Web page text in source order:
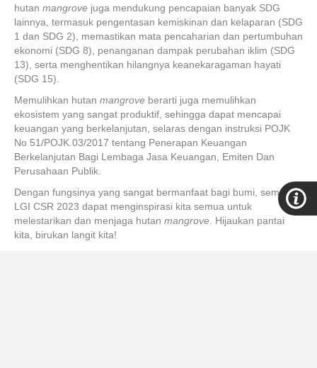
hutan mangrove juga mendukung pencapaian banyak SDG
lainnya, termasuk pengentasan kemiskinan dan kelaparan (SDG
1 dan SDG 2), memastikan mata pencaharian dan pertumbuhan
ekonomi (SDG 8), penanganan dampak perubahan iklim (SDG
13), serta menghentikan hilangnya keanekaragaman hayati
(SDG 15).
Memulihkan hutan mangrove berarti juga memulihkan
ekosistem yang sangat produktif, sehingga dapat mencapai
keuangan yang berkelanjutan, selaras dengan instruksi POJK
No 51/POJK.03/2017 tentang Penerapan Keuangan
Berkelanjutan Bagi Lembaga Jasa Keuangan, Emiten Dan
Perusahaan Publik.
Dengan fungsinya yang sangat bermanfaat bagi bumi, semoga
LGI CSR 2023 dapat menginspirasi kita semua untuk
melestarikan dan menjaga hutan mangrove . Hijaukan pantai
kita, birukan langit kita!